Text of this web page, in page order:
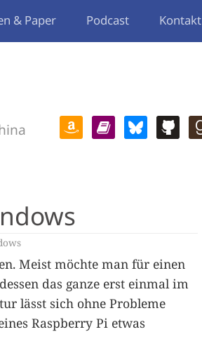
& Paper Podcast Kontakt
Meist möchte man für einen
das ganze erst einmal im
lässt sich ohne Probleme
Raspberry Pi etwas